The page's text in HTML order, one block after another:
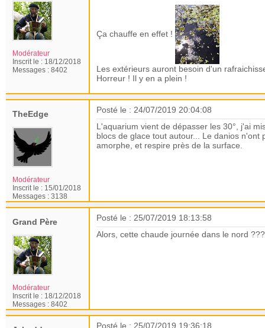
Modérateur
Inscrit le : 18/12/2018
Messages : 8402
Ça chauffe en effet !
Les extérieurs auront besoin d'un
Horreur ! Il y en a plein !
TheEdge
Modérateur
Inscrit le : 15/01/2018
Messages : 3138
Posté le : 24/07/2019 20:04:08
L'aquarium vient de dépasser les 30°, j'ai
blocs de glace tout autour... Le danios
amorphe, et respire près de la surface.
Grand Père
Modérateur
Inscrit le : 18/12/2018
Messages : 8402
Posté le : 25/07/2019 18:13:58
Alors, cette chaude journée dans le nord ???
Posté le : 25/07/2019 19:36:18